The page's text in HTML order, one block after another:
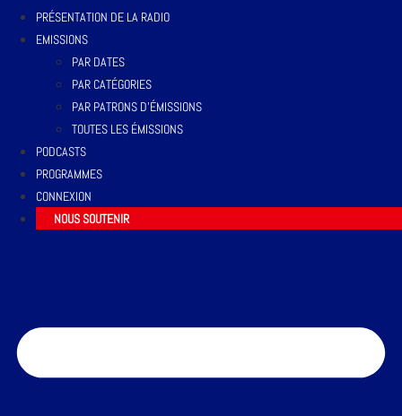
PRÉSENTATION DE LA RADIO
EMISSIONS
PAR DATES
PAR CATÉGORIES
PAR PATRONS D’ÉMISSIONS
TOUTES LES ÉMISSIONS
PODCASTS
PROGRAMMES
CONNEXION
NOUS SOUTENIR